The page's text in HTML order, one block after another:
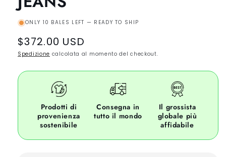
ONLY 10 BALES LEFT — READY TO SHIP
Regular
price
$372.00 USD
Spedizione calcolata al momento del checkout.
Prodotti di
provenienza
sostenibile
Consegna in
tutto il mondo
Il grossista
globale più
affidabile